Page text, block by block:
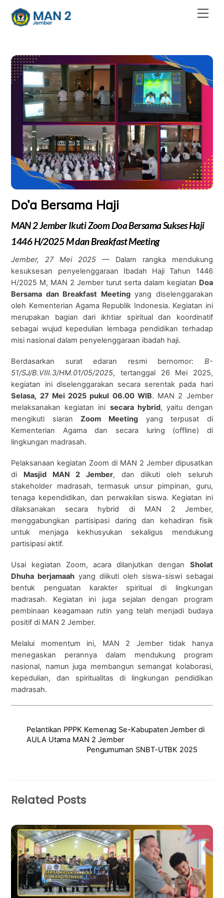
content
Do’a Bersama Haji
MAN 2 Jember Ikuti Zoom Doa Bersama Sukses Haji
1446 H/2025 M dan Breakfast Meeting
Jember, 27 Mei 2025 — Dalam rangka mendukung
kesuksesan penyelenggaraan Ibadah Haji Tahun 1446
H/2025 M, MAN 2 Jember turut serta dalam kegiatan Doa
Bersama dan Breakfast Meetingyang diselenggarakan
oleh Kementerian Agama Republik Indonesia. Kegiatan ini
merupakan bagian dari ikhtiar spiritual dan koordinatif
sebagai wujud kepedulian lembaga pendidikan terhadap
misi nasional dalam penyelenggaraan ibadah haji.
Berdasarkan surat edaran resmi bernomor: B-
51/SJ/B.VIII.3/HM.01/05/2025, tertanggal 26 Mei 2025,
kegiatan ini diselenggarakan secara serentak pada hari
Selasa, 27 Mei 2025 pukul 06.00 WIB. MAN 2 Jember
melaksanakan kegiatan ini secara hybrid, yaitu dengan
mengikuti siaranZoom Meeting yang terpusat di
Kementerian Agama dan secara luring (offline) di
lingkungan madrasah.
Pelaksanaan kegiatan Zoom di MAN 2 Jember dipusatkan
di Masjid MAN 2 Jember, dan diikuti oleh seluruh
stakeholder madrasah, termasuk unsur pimpinan, guru,
tenaga kependidikan, dan perwakilan siswa. Kegiatan ini
dilaksanakan secara hybrid di MAN 2 Jember,
menggabungkan partisipasi daring dan kehadiran fisik
untuk menjaga kekhusyukan sekaligus mendukung
partisipasi aktif.
Usai kegiatan Zoom, acara dilanjutkan dengan Sholat
Dhuha berjamaah yang diikuti oleh siswa-siswi sebagai
bentuk penguatan karakter spiritual di lingkungan
madrasah. Kegiatan ini juga sejalan dengan program
pembinaan keagamaan rutin yang telah menjadi budaya
positif di MAN 2 Jember.
Melalui momentum ini, MAN 2 Jember tidak hanya
menegaskan perannya dalam mendukung program
nasional, namun juga membangun semangat kolaborasi,
kepedulian, dan spiritualitas di lingkungan pendidikan
madrasah.
Pelantikan PPPK Kemenag Se-Kabupaten Jember di
AULA Utama MAN 2 Jember
Pengumuman SNBT-UTBK 2025
Related Posts